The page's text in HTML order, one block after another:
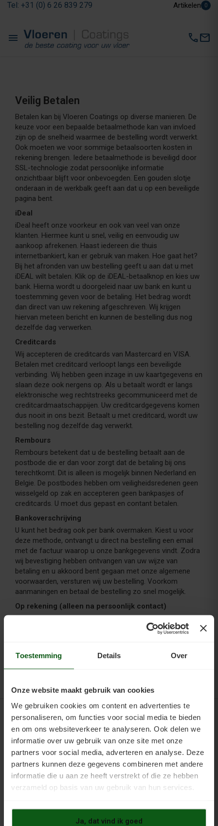
Toestemming Details Over
Onze website maakt gebruik van cookies
We gebruiken cookies om content en advertenties te
personaliseren, om functies voor social media te bieden
en om ons websiteverkeer te analyseren. Ook delen we
informatie over uw gebruik van onze site met onze
partners voor social media, adverteren en analyse. Deze
partners kunnen deze gegevens combineren met andere
informatie die u aan ze heeft verstrekt of die ze hebben
verzameld op basis van uw gebruik van hun services.
Ja, dat vind ik goed
Tel: +31 (0) 6 26 839 279 Artikelen 0
menu callmail
Veilig Betalen
Betalen kan bij Vloeren Coatings op diverse manieren. De
keuze voor een bepaalde betaalmethode kan van invloed
zijn op de snelheid waarmee de bestelling wordt verwerkt.
Ook moeten we voor sommige betaalsoorten kosten in
rekening brengen. Iedere betaalmethode is beveiligd door
SSL-technologie zodat persoonlijke informatie
onzichtbaar blijft voor onbevoegden. Een gouden slotje
onderaan in de werkbalk geeft aan dat u op een beveiligde
pagina bent.
iDeal
iDeal heeft onze voorkeur en ook van veel van onze
klanten. Hiermee kunt u snel, veilig en eenvoudig uw
aankoop afrekenen. Haast iedereen die thuis
internetbankiert, kan er gebruik van maken. Hoe gaat het?
Bij het afronden van uw bestelling geeft u aan dat u met
iDEAL wilt betalen. Klik op de iDEAL-betaalknop en kies uw
bank. Hierna wordt u doorgeleid naar uw bank en kunt u
toestemming geven voor de betaling. Het bedrag wordt
dan direct van uw rekening afgeschreven. Wij krijgen
hiervan meteen bericht en kunnen de bestelling dus nog
dezelfde dag verwerken.
Creditcards
Wij accepteren de creditcards van Mastercard en VISA.
Betalen met creditcard verloopt langs een beveiligde
verbinding. Wij hebben geen inzage in uw kaartgegevens en
slaan deze ook nergens op. Als u betaalt wordt er langs
elektronische weg rechtstreeks gecommuniceerd met de
creditcardmaatschappijen. Uw creditcardgegevens komen
dus nooit in ons bezit. Betaalt u met creditcard, wordt uw
bestelling nog dezelfde dag verwerkt.
Rembours
Rembours betekent dat u de bestelling betaalt aan de
postbode die er dan voor zorgt dat de betaling bij ons
terechtkomt. Dit is alleen is mogelijk binnen Nederland en
Belgie. De postbodes hebben om veiligheidsredenen geen
wisselgeld op zak en accepteren geen bankpasjes of
creditcards. U moet dus gepast en contant betalen.
Bankoverschrijving
U kunt het bedrag ook per bank overmaken. Kiest u voor
deze methode, ontvangt u direct na bestelling een email
met de factuur waarop u onze bankgegevens vindt. Zodra
wij bevestiging hebben ontvangen van uw wijze van
betaling en u akkoord bent gegaan met onze algemene
voorwaarden, versturen wij uw bestelling. Voorkom
aanmaningen en betaal de bestelling zo snel mogelijk.
Op rekening (alleen na persoonlijk contact)
Neem contact op als u op rekening wenst te bestellen.
VOOR VRIJBLIJVEND ADVIES..
BEL +31 (0) 6 26 839 279
Brochures